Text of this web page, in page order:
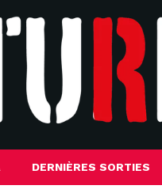
DERNIÈRES SORTIES